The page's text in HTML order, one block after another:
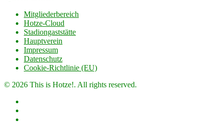
Mitgliederbereich
Hotze-Cloud
Stadiongaststätte
Hauptverein
Impressum
Datenschutz
Cookie-Richtlinie (EU)
© 2026 This is Hotze!. All rights reserved.